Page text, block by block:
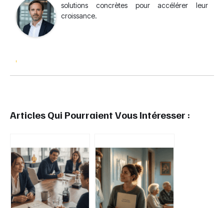
solutions concrètes pour accélérer leur
croissance.
Articles Qui Pourraient Vous Intéresser :